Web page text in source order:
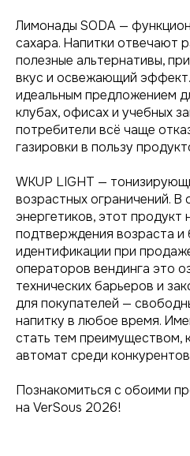
Лимонады SODA —
сахара. Напитки отвечают
полезные альтернативы,
вкус и освежающий
идеальным предложением
клубах, офисах и учебных
потребители всё чаще
газировки в пользу
WKUP LIGHT —
возрастных ограничений. В
энергетиков, этот продукт
подтверждения возраста и
идентификации при
операторов вендинга это
технических барьеров и
для покупателей —
напитку в любое время.
стать тем преимуществом,
автомат среди
Познакомиться с обоими
на VerSous 2026!